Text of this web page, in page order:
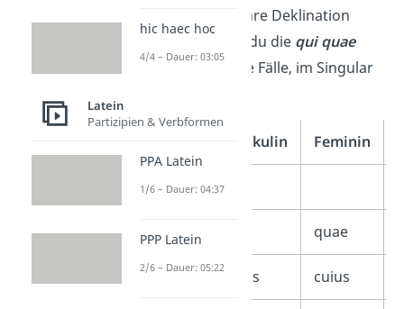
werden, musst du ihre Deklination
lernen. Hier findest du die qui quae
quod
für alle Fälle, im Singular
Maskulin Feminin
Singular
Nominativ quae
Genitiv cuius cuius
hic haec hoc
4/4 – Dauer: 03:05
Latein
Partizipien & Verbformen
PPA Latein
1/6 – Dauer: 04:37
PPP Latein
2/6 – Dauer: 05:22